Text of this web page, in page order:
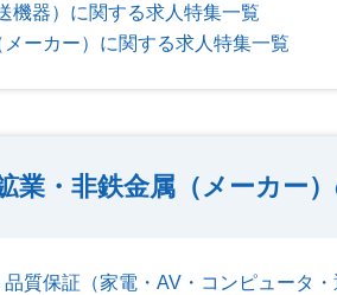
機器）に関する求人特集一覧
ーカー）に関する求人特集一覧
業・非鉄金属（メーカー
質保証（家電・AV・コンピュータ・